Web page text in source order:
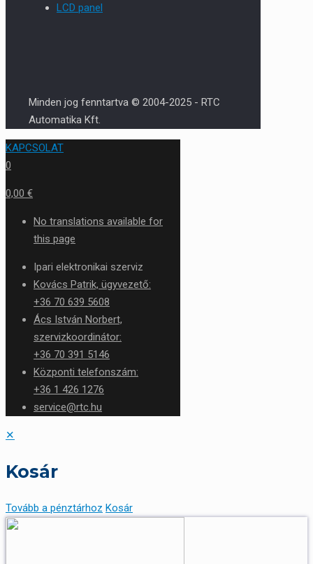
LCD panel
Minden jog fenntartva © 2004-2025 - RTC
Automatika Kft.
KAPCSOLAT
0
0,00 €
No translations available for
this page
Ipari elektronikai szerviz
Kovács Patrik, ügyvezető:
+36 70 639 5608
Ács István Norbert,
szervizkoordinátor:
+36 70 391 5146
Központi telefonszám:
+36 1 426 1276
service@rtc.hu
✕
Kosár
Tovább a pénztárhoz Kosár